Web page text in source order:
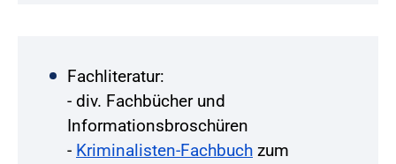
Fachliteratur:
- div. Fachbücher und
Informationsbroschüren
- Kriminalisten-Fachbuch zum